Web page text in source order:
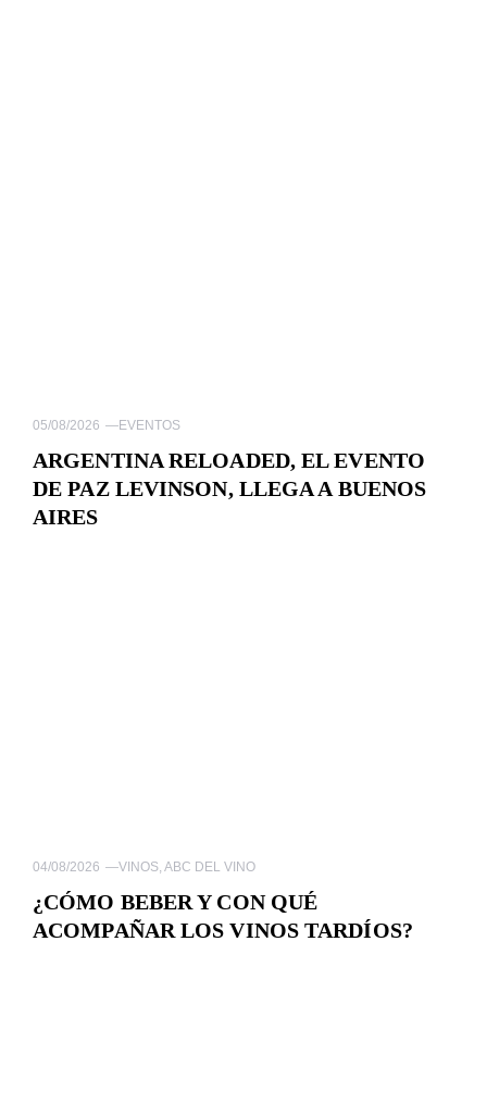
05/08/2026 —EVENTOS
ARGENTINA RELOADED, EL EVENTO
DE PAZ LEVINSON, LLEGA A BUENOS
AIRES
04/08/2026 —VINOS ABC DEL VINO
¿CÓMO BEBER Y CON QUÉ
ACOMPAÑAR LOS VINOS TARDÍOS?